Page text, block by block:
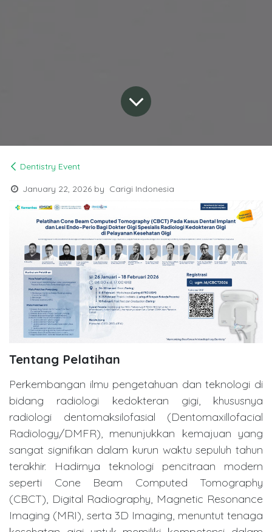
Dentistry Event
January 22, 2026 by Carigi Indonesia
Tentang Pelatihan
Perkembangan ilmu pengetahuan dan teknologi di
bidang radiologi kedokteran gigi, khususnya
radiologi dentomaksilofasial (Dentomaxillofacial
Radiology/DMFR), menunjukkan kemajuan yang
sangat signifikan dalam kurun waktu sepuluh tahun
terakhir. Hadirnya teknologi pencitraan modern
seperti Cone Beam Computed Tomography
(CBCT), Digital Radiography, Magnetic Resonance
Imaging (MRI), serta 3D Imaging, menuntut tenaga